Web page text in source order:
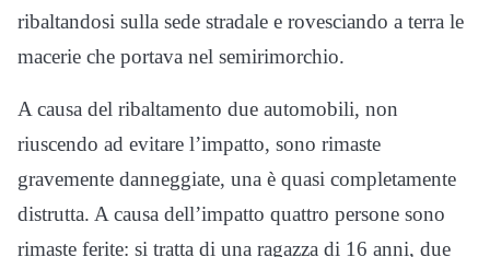
ribaltandosi sulla sede stradale e rovesciando a terra le
macerie che portava nel semirimorchio.
A causa del ribaltamento due automobili, non
riuscendo ad evitare l’impatto, sono rimaste
gravemente danneggiate, una è quasi completamente
distrutta. A causa dell’impatto quattro persone sono
rimaste ferite: si tratta di una ragazza di 16 anni, due